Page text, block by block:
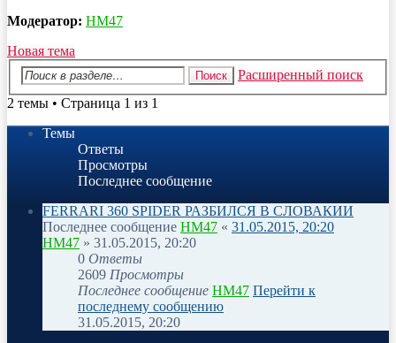
Модератор: HM47
Новая тема
Поиск
Расширенный поиск
2 темы • Страница 1 из 1
Темы
Ответы
Просмотры
Последнее сообщение
FERRARI 360 SPIDER РАЗБИЛСЯ В СЛОВАКИИ
Последнее сообщение HM47 « 31.05.2015, 20:20
HM47 » 31.05.2015, 20:20
0 Ответы
2609 Просмотры
Последнее сообщение HM47 Перейти к
последнему сообщению
31.05.2015, 20:20